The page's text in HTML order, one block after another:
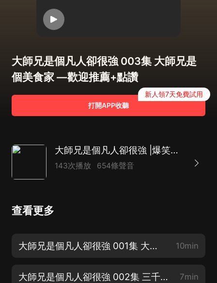
大師兄是個凡人卻很強 003集 大師兄是
個美食家 —歡迎推薦+點讚
打開APP收聽
新人領7天免費試用
大師兄是個凡人卻很強 |爆笑修仙|熱血玄幻|封神榜|西遊|多播
143次播放 654條聲音
查看更多
大師兄是個凡人卻很強 001集 大師兄似乎很強的樣子 —歡迎推薦+點讚 10min
大師兄是個凡人卻很強 002集 三千年出一個李道子（上） —歡迎推薦+點讚 7min